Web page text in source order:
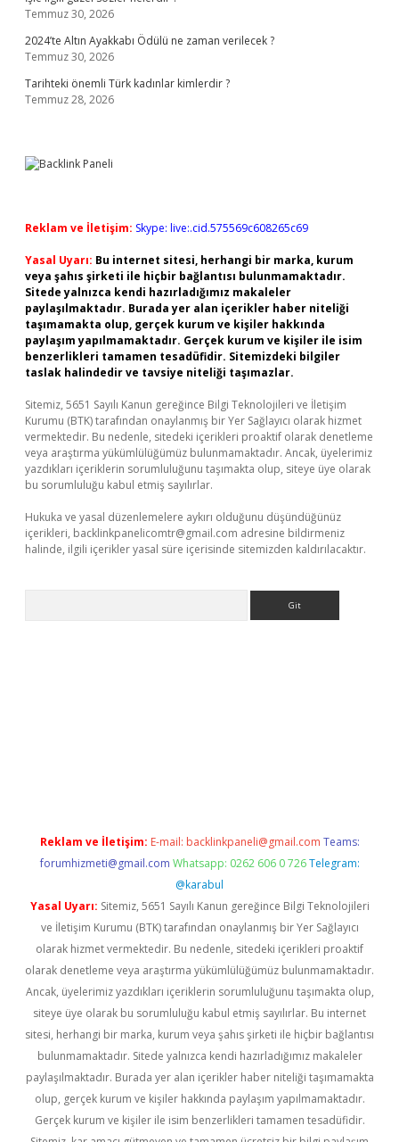
Temmuz 30, 2026
2024’te Altın Ayakkabı Ödülü ne zaman verilecek ?
Temmuz 30, 2026
Tarihteki önemli Türk kadınlar kimlerdir ?
Temmuz 28, 2026
Reklam ve İletişim: Skype: live:.cid.575569c608265c69
Yasal Uyarı: Bu internet sitesi, herhangi bir marka, kurum
veya şahıs şirketi ile hiçbir bağlantısı bulunmamaktadır.
Sitede yalnızca kendi hazırladığımız makaleler
paylaşılmaktadır. Burada yer alan içerikler haber niteliği
taşımamakta olup, gerçek kurum ve kişiler hakkında
paylaşım yapılmamaktadır. Gerçek kurum ve kişiler ile isim
benzerlikleri tamamen tesadüfidir. Sitemizdeki bilgiler
taslak halindedir ve tavsiye niteliği taşımazlar.
Sitemiz, 5651 Sayılı Kanun gereğince Bilgi Teknolojileri ve İletişim
Kurumu (BTK) tarafından onaylanmış bir Yer Sağlayıcı olarak hizmet
vermektedir. Bu nedenle, sitedeki içerikleri proaktif olarak denetleme
veya araştırma yükümlülüğümüz bulunmamaktadır. Ancak, üyelerimiz
yazdıkları içeriklerin sorumluluğunu taşımakta olup, siteye üye olarak
bu sorumluluğu kabul etmiş sayılırlar.
Hukuka ve yasal düzenlemelere aykırı olduğunu düşündüğünüz
içerikleri, backlinkpanelicomtr@gmail.com adresine bildirmeniz
halinde, ilgili içerikler yasal süre içerisinde sitemizden kaldırılacaktır.
Reklam ve İletişim: E-mail: backlinkpaneli@gmail.com Teams:
forumhizmeti@gmail.com Whatsapp: 0262 606 0 726 Telegram:
@karabul
Yasal Uyarı: Sitemiz, 5651 Sayılı Kanun gereğince Bilgi Teknolojileri
ve İletişim Kurumu (BTK) tarafından onaylanmış bir Yer Sağlayıcı
olarak hizmet vermektedir. Bu nedenle, sitedeki içerikleri proaktif
olarak denetleme veya araştırma yükümlülüğümüz bulunmamaktadır.
Ancak, üyelerimiz yazdıkları içeriklerin sorumluluğunu taşımakta olup,
siteye üye olarak bu sorumluluğu kabul etmiş sayılırlar. Bu internet
sitesi, herhangi bir marka, kurum veya şahıs şirketi ile hiçbir bağlantısı
bulunmamaktadır. Sitede yalnızca kendi hazırladığımız makaleler
paylaşılmaktadır. Burada yer alan içerikler haber niteliği taşımamakta
olup, gerçek kurum ve kişiler hakkında paylaşım yapılmamaktadır.
Gerçek kurum ve kişiler ile isim benzerlikleri tamamen tesadüfidir.